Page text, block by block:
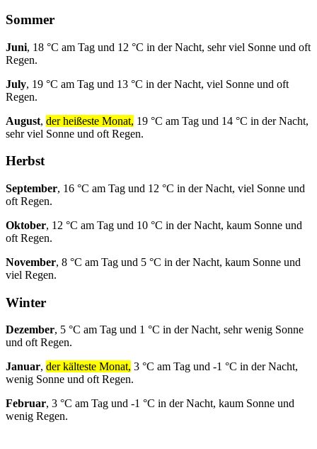
Sommer
Juni, 18 °C am Tag und 12 °C in der Nacht, sehr viel Sonne und oft
Regen.
July, 19 °C am Tag und 13 °C in der Nacht, viel Sonne und oft
Regen.
August, der heißeste Monat, 19 °C am Tag und 14 °C in der Nacht,
sehr viel Sonne und oft Regen.
Herbst
September, 16 °C am Tag und 12 °C in der Nacht, viel Sonne und
oft Regen.
Oktober, 12 °C am Tag und 10 °C in der Nacht, kaum Sonne und
oft Regen.
November, 8 °C am Tag und 5 °C in der Nacht, kaum Sonne und
viel Regen.
Winter
Dezember, 5 °C am Tag und 1 °C in der Nacht, sehr wenig Sonne
und oft Regen.
Januar, der kälteste Monat, 3 °C am Tag und -1 °C in der Nacht,
wenig Sonne und oft Regen.
Februar, 3 °C am Tag und -1 °C in der Nacht, kaum Sonne und
wenig Regen.